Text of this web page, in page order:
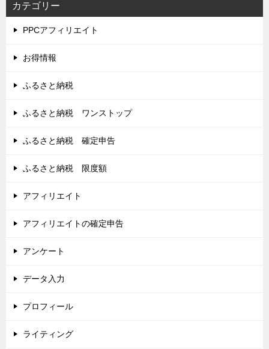
カテゴリー
PPCアフィリエイト
お得情報
ふるさと納税
ふるさと納税 ワンストップ
ふるさと納税 確定申告
ふるさと納税 限度額
アフィリエイト
アフィリエイトの確定申告
アンケート
データ入力
プロフィール
ライティング